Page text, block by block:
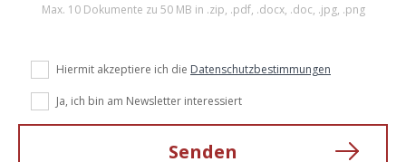
Max. 10 Dokumente zu 50 MB in .zip, .pdf, .docx, .doc, .jpg, .png
Hiermit akzeptiere ich die Datenschutzbestimmungen
Ja, ich bin am Newsletter interessiert
Senden